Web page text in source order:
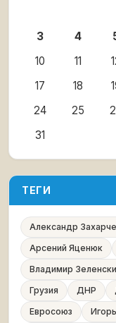
3
4
10
11
17
18
24
25
31
ТЕГИ
Александр
Арсений Яценюк
Владимир
Грузия
ДНР
Евросоюз